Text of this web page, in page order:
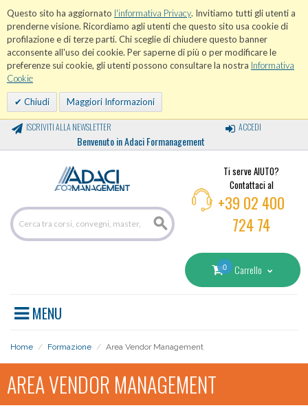
Questo sito ha aggiornato l'informativa Privacy. Invitiamo tutti gli utenti a
prenderne visione. Ricordiamo agli utenti che questo sito usa cookie di
profilazione e di terze parti. Chi sceglie di chiudere questo banner
acconsente all'uso dei cookie. Per saperne di più o per modificare le
preferenze sui cookie, gli utenti possono consultare la nostra Informativa
Cookie
Chiudi Maggiori Informazioni
ISCRIVITI ALLA NEWSLETTER
Benvenuto in Adaci Formanagement
ACCEDI
Ti serve AIUTO?
Contattaci al
+39 02 400
724 74
0 Carrello
MENU
Home / Formazione / Area Vendor Management
AREA VENDOR MANAGEMENT